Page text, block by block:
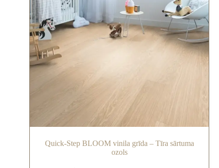
Quick-Step BLOOM vinila grīda – Tīra sārtuma
ozols